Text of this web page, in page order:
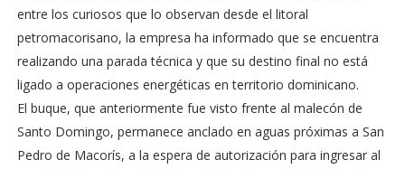
entre los curiosos que lo observan desde el litoral
petromacorisano, la empresa ha informado que se encuentra
realizando una parada técnica y que su destino final no está
ligado a operaciones energéticas en territorio dominicano.
El buque, que anteriormente fue visto frente al malecón de
Santo Domingo, permanece anclado en aguas próximas a San
Pedro de Macorís, a la espera de autorización para ingresar al